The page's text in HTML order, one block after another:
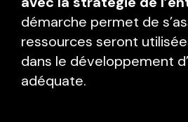
démarche permet de
ressources seront
dans le développement
adéquate.